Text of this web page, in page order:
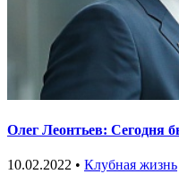
Олег Леонтьев: Сегодня
10.02.2022 • Клубная жизнь